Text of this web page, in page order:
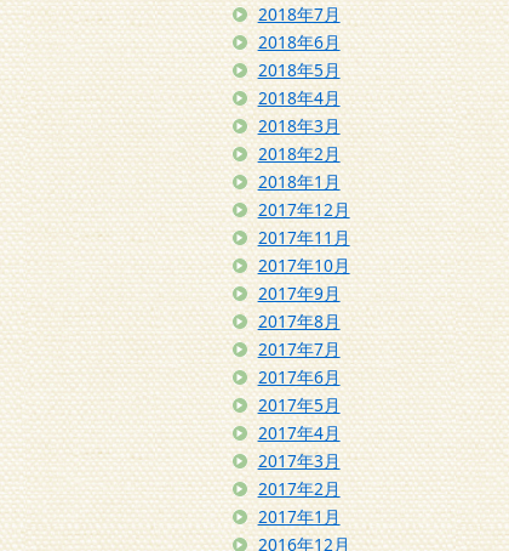
2018年7月
2018年6月
2018年5月
2018年4月
2018年3月
2018年2月
2018年1月
2017年12月
2017年11月
2017年10月
2017年9月
2017年8月
2017年7月
2017年6月
2017年5月
2017年4月
2017年3月
2017年2月
2017年1月
2016年12月